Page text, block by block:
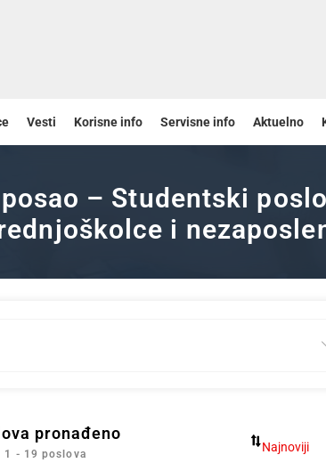
Vesti Korisne info Servisne info Aktuelno
– Studentski
i
pronađeno
1 - 19 poslova